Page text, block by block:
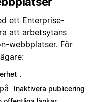
ett Enterprise-
att arbetsytans
webbplatser. För
.
Inaktivera publicering